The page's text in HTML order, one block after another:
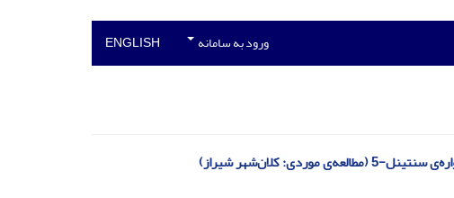
ورود به سامانه ENGLISH